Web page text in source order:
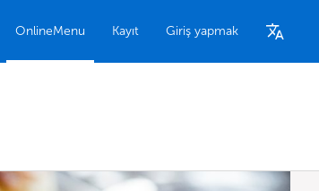
OnlineMenu Kayıt Giriş yapmak